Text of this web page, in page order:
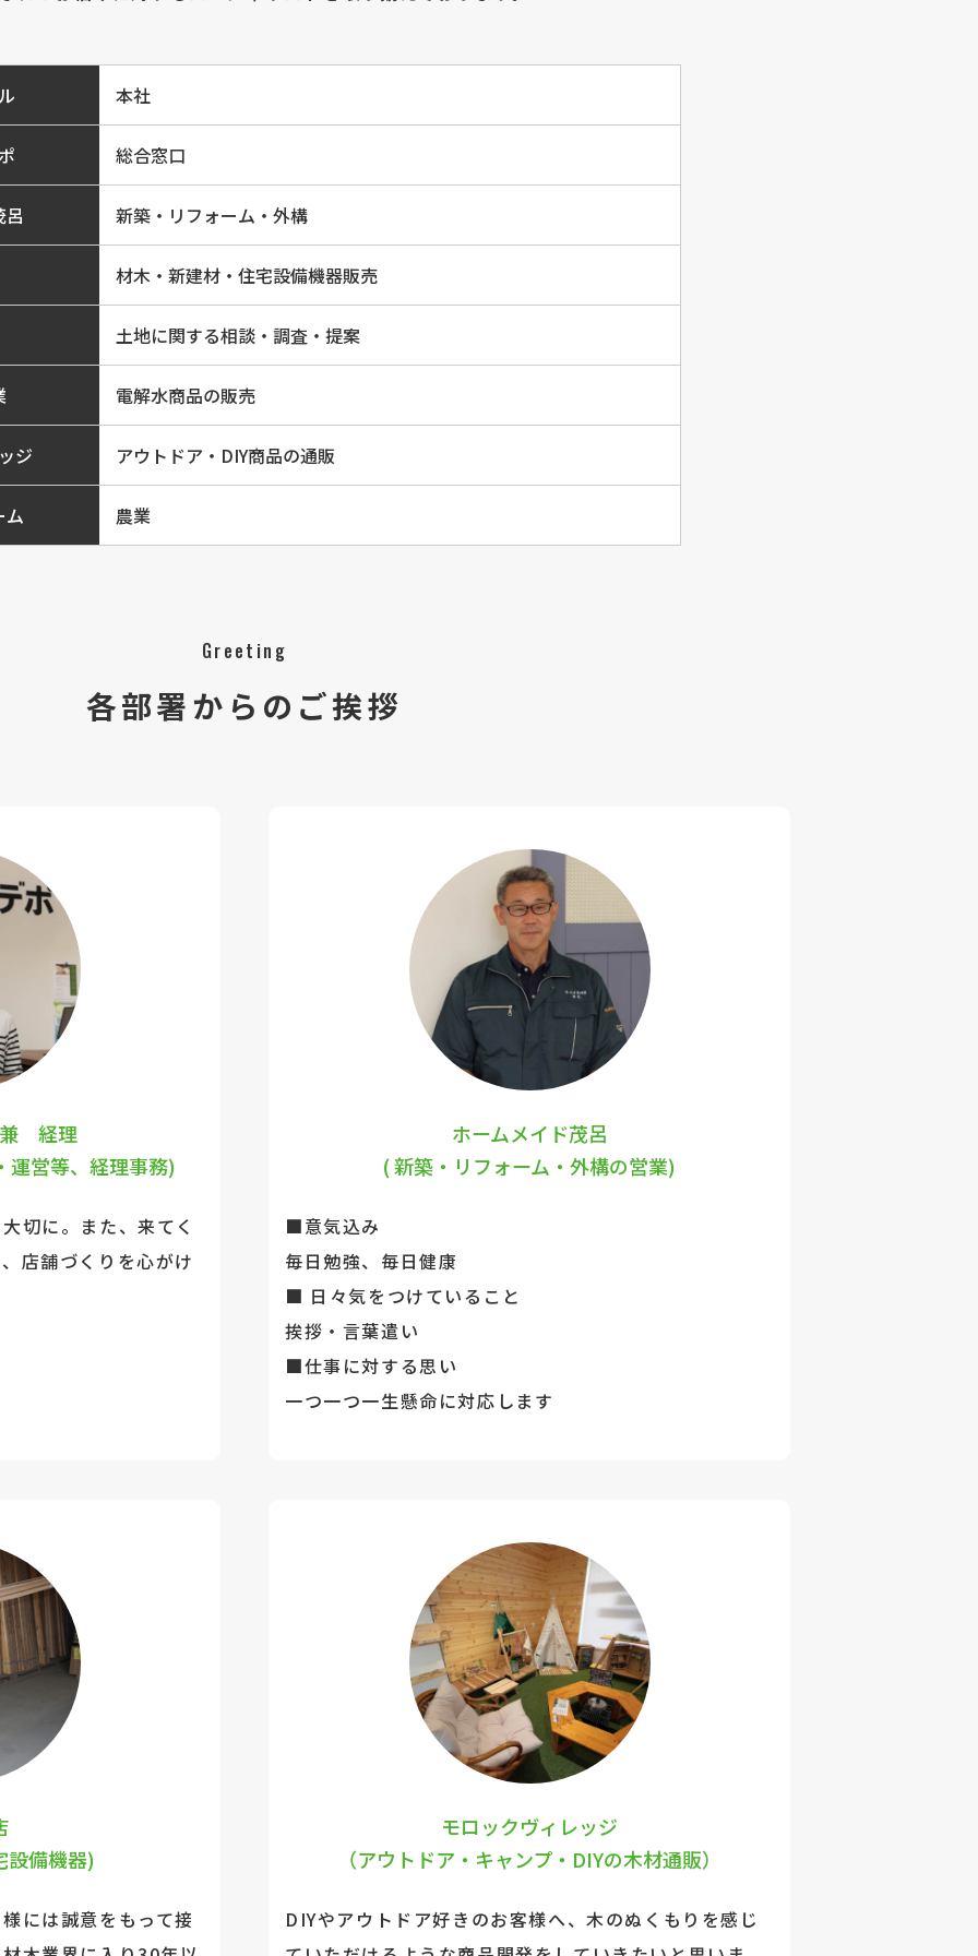
本社
総合窓口
呂 新築・リフォーム・外構
材木・新建材・住宅設備機器販売
土地に関する相談・調査・提案
電解水商品の販売
ジ アウトドア・DIY商品の通販
ム 農業
Greeting
各部署からのご挨拶
経理
運営等、経理事務)
切に。また、来てく
店舗づくりを心がけ
ホームメイド茂呂
( 新築・リフォーム・外構の営業)
■意気込み
毎日勉強、毎日健康
■ 日々気をつけていること
挨拶・言葉遣い
■仕事に対する思い
一つ一つ一生懸命に対応します
設備機器)
には誠意をもって接
モロックヴィレッジ
（​アウトドア・キャンプ・DIYの木材通販）
DIYやアウトドア好きのお客様へ、木のぬくもりを感じ